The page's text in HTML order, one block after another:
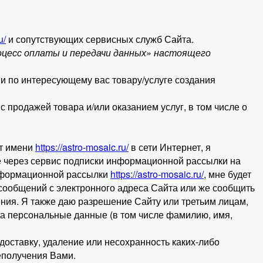
и сопутствующих сервисных служб Сайта.
оплаты и передачи данных» настоящего
интересующему вас товару/услуге создания
товара и/или оказанием услуг, в том числе о
имени https://astro-mosaic.ru/в сети Интернет, я
сервис подписки информационной рассылки на
рассылки https://astro-mosaic.ru/, мне будет
с электронного адреса Сайта или же сообщить
Я также даю разрешение Сайту или третьим лицам,
персональные данные (в том числе фамилию, имя,
удаление или несохранность каких-либо
Вами.